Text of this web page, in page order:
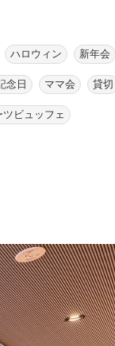
ハロウィン 新年会
念日 ママ会 貸切
ツビュッフェ